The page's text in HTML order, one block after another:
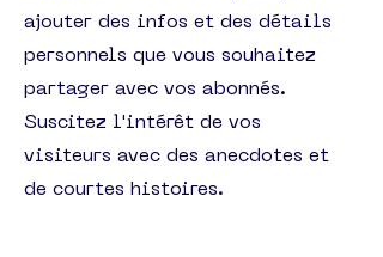
ajouter des infos et des détails
personnels que vous souhaitez
partager avec vos abonnés.
Suscitez l'intérêt de vos
visiteurs avec des anecdotes et
de courtes histoires. ​